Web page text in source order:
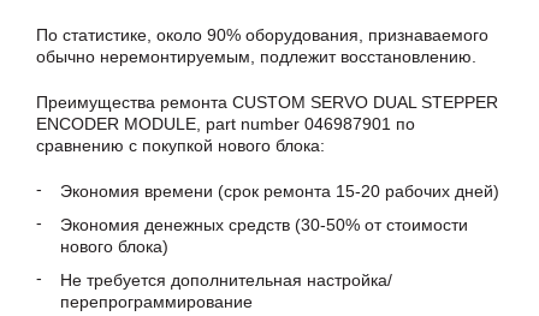
По статистике, около 90% оборудования, признаваемого
обычно неремонтируемым, подлежит восстановлению.
Преимущества ремонта CUSTOM SERVO DUAL STEPPER
ENCODER MODULE, part number 046987901 по
сравнению с покупкой нового блока:
Экономия времени (срок ремонта 15-20 рабочих дней)
Экономия денежных средств (30-50% от стоимости
нового блока)
Не требуется дополнительная настройка/
перепрограммирование